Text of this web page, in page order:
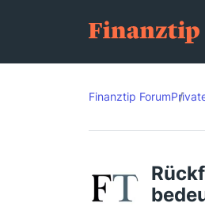
Finanztip Forum